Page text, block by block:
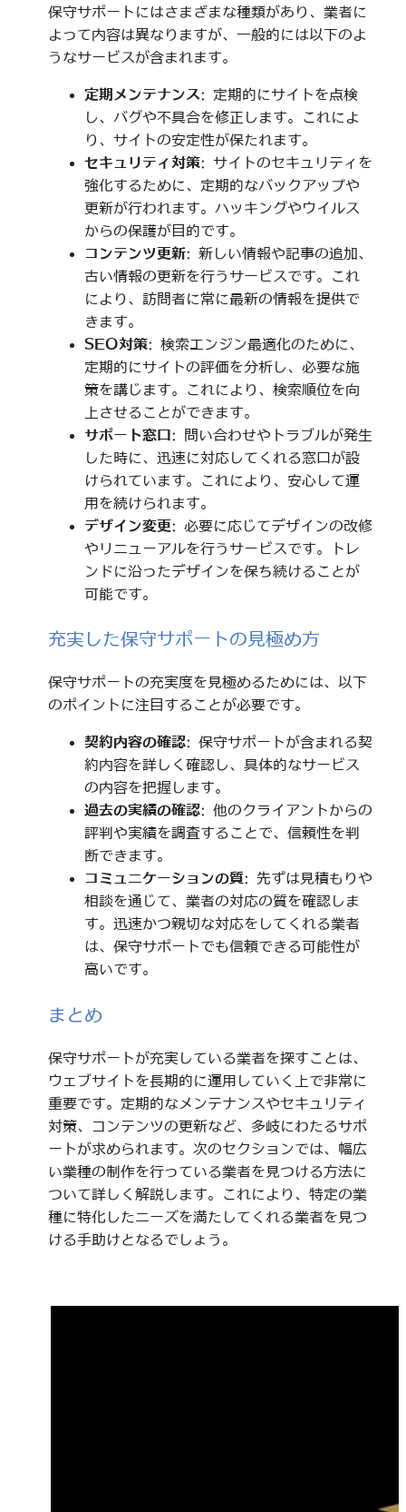
保守サポートにはさまざまな種類があり、業者に
よって内容は異なりますが、一般的には以下のよ
うなサービスが含まれます。
定期メンテナンス: 定期的にサイトを点検
し、バグや不具合を修正します。これによ
り、サイトの安定性が保たれます。
セキュリティ対策: サイトのセキュリティを
強化するために、定期的なバックアップや
更新が行われます。ハッキングやウイルス
からの保護が目的です。
コンテンツ更新: 新しい情報や記事の追加、
古い情報の更新を行うサービスです。これ
により、訪問者に常に最新の情報を提供で
きます。
SEO対策: 検索エンジン最適化のために、
定期的にサイトの評価を分析し、必要な施
策を講じます。これにより、検索順位を向
上させることができます。
サポート窓口 : 問い合わせやトラブルが発生
した時に、迅速に対応してくれる窓口が設
けられています。これにより、安心して運
用を続けられます。
デザイン変更: 必要に応じてデザインの改修
やリニューアルを行うサービスです。トレ
ンドに沿ったデザインを保ち続けることが
可能です。
充実した保守サポートの見極め方
保守サポートの充実度を見極めるためには、以下
のポイントに注目することが必要です。
契約内容の確認: 保守サポートが含まれる契
約内容を詳しく確認し、具体的なサービス
の内容を把握します。
過去の実績の確認: 他のクライアントからの
評判や実績を調査することで、信頼性を判
断できます。
コミュニケーションの質: 先ずは見積もりや
相談を通じて、業者の対応の質を確認しま
す。迅速かつ親切な対応をしてくれる業者
は、保守サポートでも信頼できる可能性が
高いです。
まとめ
保守サポートが充実している業者を探すことは、
ウェブサイトを長期的に運用していく上で非常に
重要です。定期的なメンテナンスやセキュリティ
対策、コンテンツの更新など、多岐にわたるサポ
ートが求められます。次のセクションでは、幅広
い業種の制作を行っている業者を見つける方法に
ついて詳しく解説します。これにより、特定の業
種に特化したニーズを満たしてくれる業者を見つ
ける手助けとなるでしょう。